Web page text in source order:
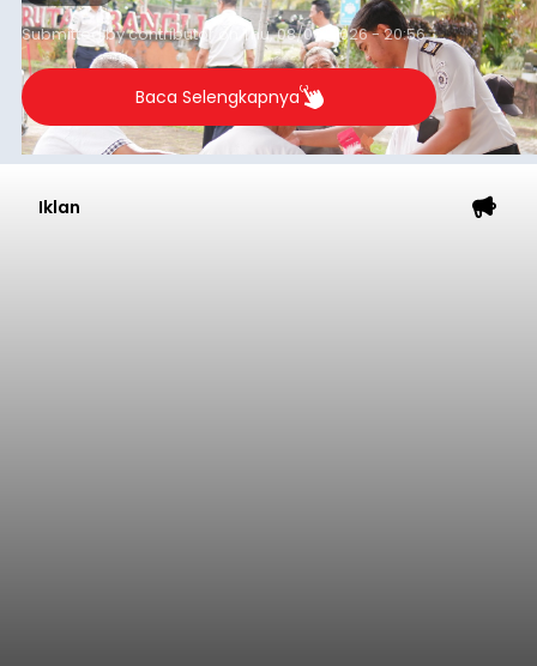
Submitted bycontributor Thu, 08/06/2026 - 20:56
Baca Selengkapnya
Iklan